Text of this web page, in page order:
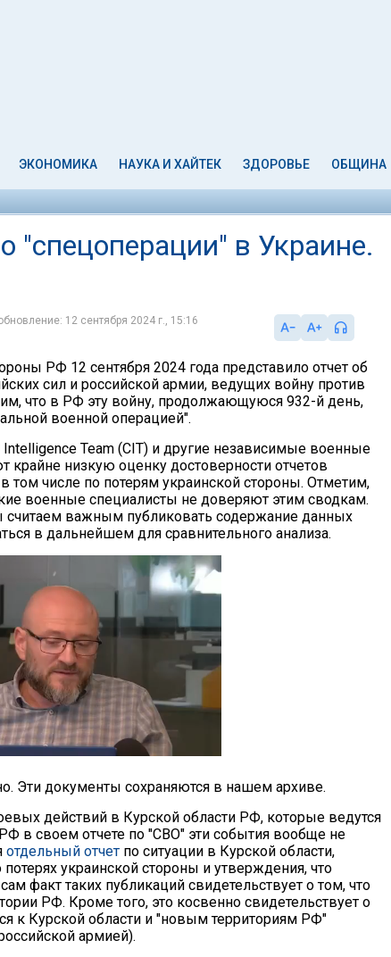
ЭКОНОМИКА НАУКА И ХАЙТЕК ЗДОРОВЬЕ ОБЩИНА
в Украине.
12 сентября 2024 г., 15:16
РФ 12 сентября 2024 года представило отчет об
сил и российской армии, ведущих войну против
что в РФ эту войну, продолжающуюся 932-й день,
военной операцией".
Team (CIT) и другие независимые военные
крайне низкую оценку достоверности отчетов
числе по потерям украинской стороны. Отметим,
военные специалисты не доверяют этим сводкам.
важным публиковать содержание данных
в дальнейшем для сравнительного анализа.
Эти документы сохраняются в нашем архиве.
действий в Курской области РФ, которые ведутся
в своем отчете по "СВО" эти события вообще не
отдельный отчет по ситуации в Курской области,
украинской стороны и утверждения, что
факт таких публикаций свидетельствует о том, что
РФ. Кроме того, это косвенно свидетельствует о
к Курской области и "новым территориям РФ"
армией).